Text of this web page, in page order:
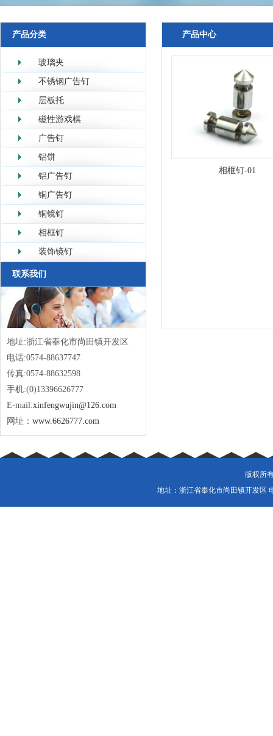
产品分类
玻璃夹
不锈钢广告钉
层板托
磁性游戏棋
广告钉
铝饼
铝广告钉
铜广告钉
铜镜钉
相框钉
装饰镜钉
联系我们
地址:浙江省奉化市尚田镇开发区
电话:0574-88637747
传真:0574-88632598
手机:(0)13396626777
E-mail:xinfengwujin@126.com
网址： www.6626777.com
产品中心
相框钉-01
版权所
地址：浙江省奉化市尚田镇开发区